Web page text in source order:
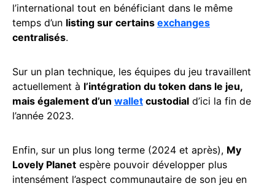
l’international tout en bénéficiant dans le même
temps d’un listing sur certains exchanges
centralisés.
Sur un plan technique, les équipes du jeu travaillent
actuellement à l’intégration du token dans le jeu,
mais également d’un wallet custodial d’ici la fin de
l’année 2023.
Enfin, sur un plus long terme (2024 et après), My
Lovely Planet espère pouvoir développer plus
intensément l’aspect communautaire de son jeu en